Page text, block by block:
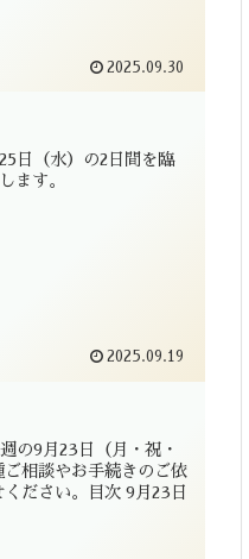
2025.09.30
日（水）の2日間を臨
ます。
2025.09.19
の9月23日（月・祝・
相談やお手続きのご依
ださい。目次 9月23日